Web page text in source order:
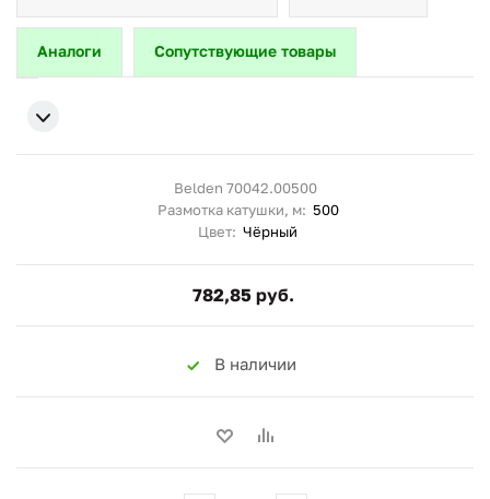
Аналоги Сопутствующие товары
Belden 70042.00500
Размотка катушки, м: 500
Цвет: Чёрный
782,85 руб.
В наличии